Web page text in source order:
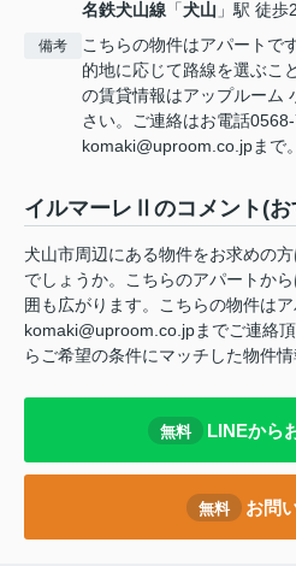
名鉄犬山線 「犬山 」駅 徒歩
備考
こちらの物件はアパートで
的地に応じて路線を選ぶこ
の賃貸情報はアップルーム
さい。ご連絡はお電話
komaki@uproom.co.jpまで。
イルマーレⅡのコメント(お
犬山市周辺にある物件をお求めの
でしょうか。こちらのアパートか
囲も広がります。こちらの物件はア
komaki@uproom.co.jpまでご連絡
らご希望の条件にマッチした物件
無料 LINEから
無料 お問